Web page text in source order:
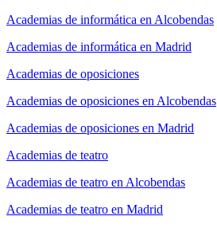
Academias de informática en Alcobendas
Academias de informática en Madrid
Academias de oposiciones
Academias de oposiciones en Alcobendas
Academias de oposiciones en Madrid
Academias de teatro
Academias de teatro en Alcobendas
Academias de teatro en Madrid